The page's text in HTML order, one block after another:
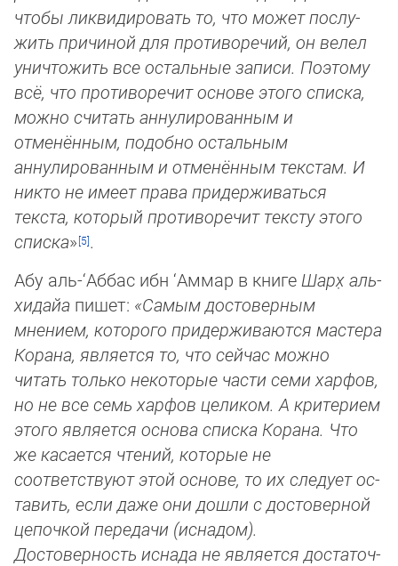
чтобы ликвидировать то, что может послу­
жить при­чи­ной для противоречий, он велел
уничтожить все остальные записи. Поэтому
всё, что противоречит основе этого спис­ка,
мож­но счи­тать аннулированным и
отменённым, подобно остальным
аннулированным и отменённым текстам. И
никто не име­ет пра­ва придерживаться
текста, который противоречит тексту этого
списка»
.
Абу аль-‘Аббас ибн ‘Аммар в книге Шарх̣ аль-
хидайа пишет: «Самым достоверным
мнением, которого придерживаются мас­те­ра
Корана, является то, что сейчас можно
читать только некоторые части семи харфов,
но не все семь харфов целиком. А кри­те­ри­ем
этого является основа списка Корана. Что
же касается чтений, которые не
соответствуют этой основе, то их сле­ду­ет ос­
та­вить, если даже они дошли с достоверной
цепочкой передачи (иснадом).
Достоверность иснада не является дос­та­точ­